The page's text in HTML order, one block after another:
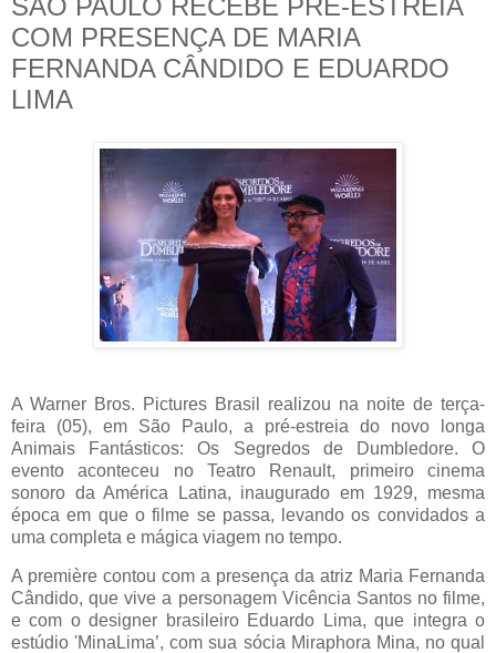
SÃO PAULO RECEBE PRÉ-ESTREIA
COM PRESENÇA DE MARIA
FERNANDA CÂNDIDO E EDUARDO
LIMA
A Warner Bros. Pictures Brasil realizou na noite de terça-
feira (05), em São Paulo, a pré-estreia do novo longa
Animais Fantásticos: Os Segredos de Dumbledore. O
evento aconteceu no Teatro Renault, primeiro cinema
sonoro da América Latina, inaugurado em 1929, mesma
época em que o filme se passa, levando os convidados a
uma completa e mágica viagem no tempo.
A première contou com a presença da atriz Maria Fernanda
Cândido, que vive a personagem Vicência Santos no filme,
e com o designer brasileiro Eduardo Lima, que integra o
estúdio 'MinaLima’, com sua sócia Miraphora Mina, no qual